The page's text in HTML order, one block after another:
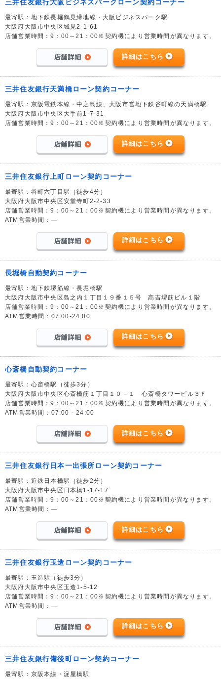
三井住友銀行大阪ビジネスパークローン契約コーナー
最寄駅：地下鉄長堀鶴見緑地線・大阪ビジネスパーク駅
大阪府大阪市中央区城見2-1-61
店舗営業時間：9：00～21：00※契約機により営業時間が異なります。
詳細はこちら
三井住友銀行天満橋ローン契約コーナー
最寄駅：京阪電鉄本線・中之島線、大阪市営地下鉄谷町線の天満橋駅
大阪府大阪市中央区大手前1-7-31
店舗営業時間：9：00～21：00※契約機により営業時間が異なります。
詳細はこちら
三井住友銀行上町ローン契約コーナー
最寄駅：谷町六丁目駅（徒歩4分）
大阪府大阪市中央区安堂寺町2-2-33
店舗営業時間：9：00～21：00※契約機により営業時間が異なります。
ATM営業時間：―
詳細はこちら
長堀橋自動契約コーナー
最寄駅：地下鉄堺筋線・長堀橋駅
大阪府大阪市中央区島之内１丁目１９番１５号 高吉堺筋ビル１階
店舗営業時間：9：00～21：00※契約機により営業時間が異なります。
ATM営業時間：07:00-24:00
詳細はこちら
心斎橋自動契約コーナー
最寄駅：心斎橋駅（徒歩3分）
大阪府大阪市中央区心斎橋筋１丁目１０－１ 心斎橋タワービル３Ｆ
店舗営業時間：9：00～21：00※契約機により営業時間が異なります。
ATM営業時間：07:00 - 24:00
詳細はこちら
三井住友銀行日本一出張所ローン契約コーナー
最寄駅：近鉄日本橋駅（徒歩2分）
大阪府大阪市中央区日本橋1-17-17
店舗営業時間：9：00～21：00※契約機により営業時間が異なります。
ATM営業時間：―
詳細はこちら
三井住友銀行玉造ローン契約コーナー
最寄駅：玉造駅（徒歩3分）
大阪府大阪市中央区玉造1-5-12
店舗営業時間：9：00～21：00※契約機により営業時間が異なります。
ATM営業時間：―
詳細はこちら
三井住友銀行備後町ローン契約コーナー
最寄駅：京阪本線・淀屋橋駅